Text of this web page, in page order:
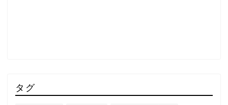
タグ